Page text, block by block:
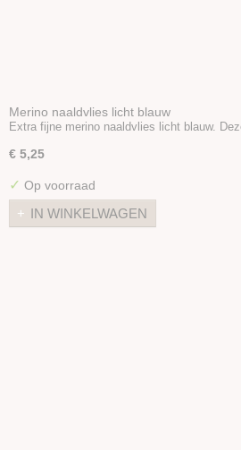
Merino naaldvlies licht blauw
Extra fijne merino naaldvlies licht blauw.
€ 5,25
✓ Op voorraad
IN WINKELWAGEN